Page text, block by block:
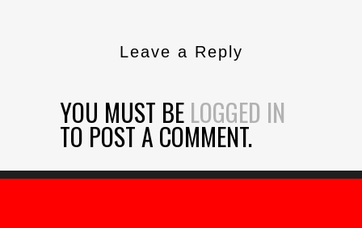
Leave a Reply
YOU MUST BE LOGGED IN
TO POST A COMMENT.